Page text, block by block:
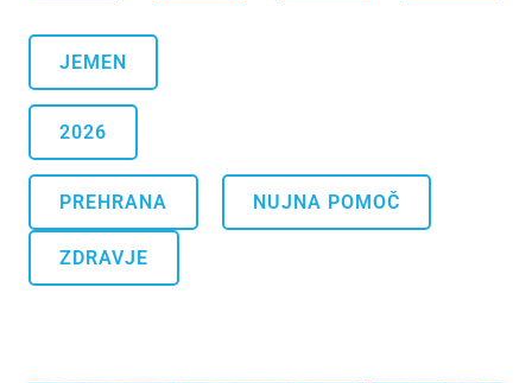
JEMEN
2026
PREHRANA NUJNA POMOČ
ZDRAVJE